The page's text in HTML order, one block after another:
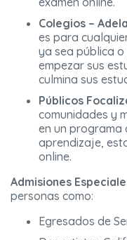
Colegios –
es para
ya sea pública
empezar sus
culmina sus
Públicos
comunidades y
en un programa
aprendizaje,
online.
Admisiones
personas como:
Egresados de